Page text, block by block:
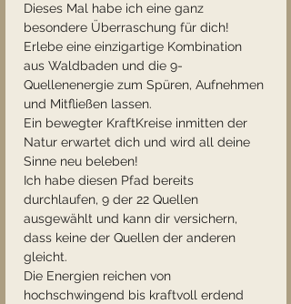
Dieses Mal habe ich eine ganz
besondere Überraschung für dich!
Erlebe eine einzigartige Kombination
aus Waldbaden und die 9-
Quellenenergie zum Spüren, Aufnehmen
und Mitfließen lassen.
Ein bewegter KraftKreise inmitten der
Natur erwartet dich und wird all deine
Sinne neu beleben!
Ich habe diesen Pfad bereits
durchlaufen, 9 der 22 Quellen
ausgewählt und kann dir versichern,
dass keine der Quellen der anderen
gleicht.
Die Energien reichen von
hochschwingend bis kraftvoll erdend